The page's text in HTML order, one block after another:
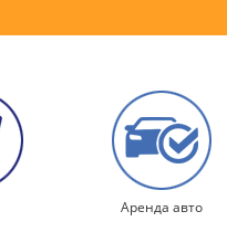
Аренда авто